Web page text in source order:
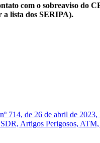
com o sobreaviso do
a lista dos SERIPA).
714, de 26 de abril de 2023,
Artigos Perigosos,